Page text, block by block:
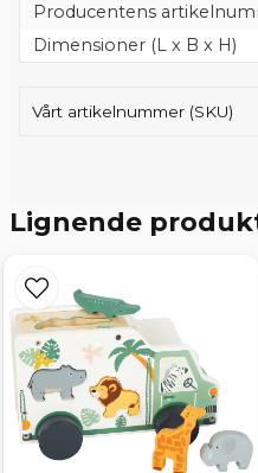
Producentens
Dimensioner (L x B x H)
Vårt artikelnummer (SKU)
Lignende